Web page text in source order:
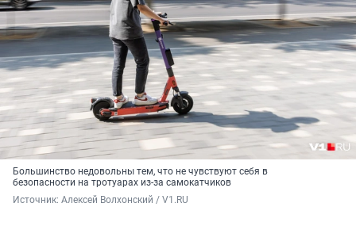
Большинство недовольны тем, что не чувствуют себя в
безопасности на тротуарах из-за самокатчиков
Источник: Алексей Волхонский / V1.RU